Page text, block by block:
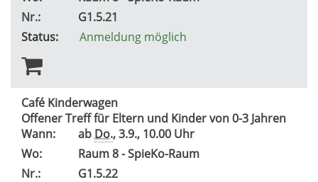
Nr.:
G1.5.21
Status:
Anmeldung möglich
Café Kinderwagen
Offener Treff für Eltern und Kinder von 0-3 Jahren
Wann:
ab Do., 3.9., 10.00 Uhr
Wo:
Raum 8 - SpieKo-Raum
Nr.:
G1.5.22